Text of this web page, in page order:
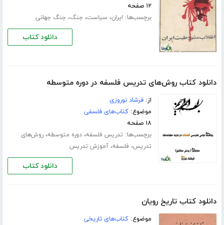
۱۲ صفحه
برچسب‌ها: ایران، سیاست، جنگ، جنگ جهانی
دانلود کتاب
دانلود کتاب روش‌های تدریس فلسفه در دوره متوسطه
از:فرشاد نوروزی
موضوع:کتاب‌های فلسفی
۱۸ صفحه
برچسب‌ها: تدریس فلسفه،دوره متوسطه،روش‌های
تدریس، فلسفه،آموزش تدریس
دانلود کتاب
دانلود کتاب تاریخ رویان
موضوع:کتاب‌های تاریخی